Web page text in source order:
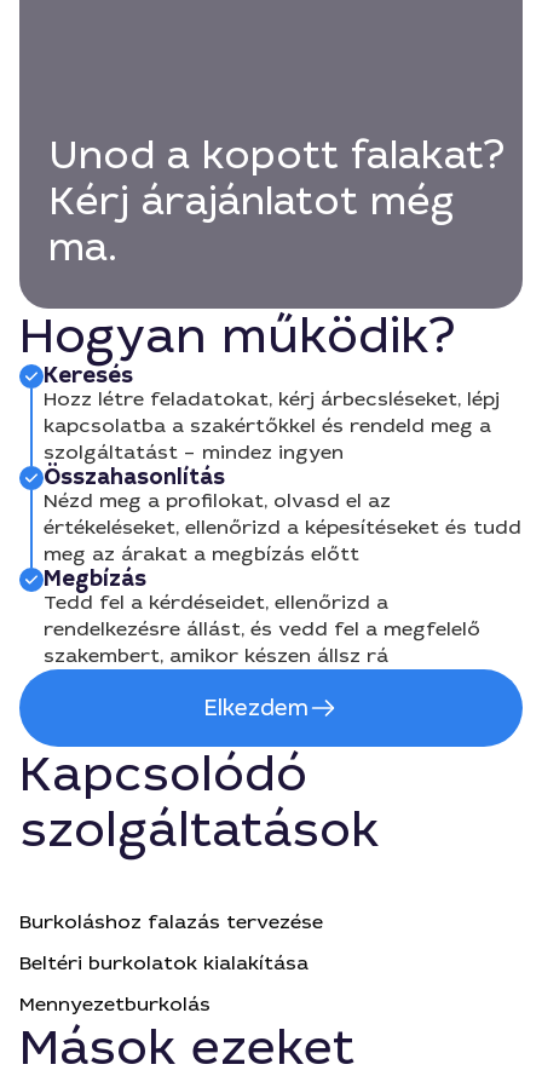
Unod a kopott falakat?
Kérj árajánlatot még
ma.
Hogyan működik?
Keresés
Hozz létre feladatokat, kérj árbecsléseket, lépj
kapcsolatba a szakértőkkel és rendeld meg a
szolgáltatást – mindez ingyen
Összahasonlítás
Nézd meg a profilokat, olvasd el az
értékeléseket, ellenőrizd a képesítéseket és tudd
meg az árakat a megbízás előtt
Megbízás
Tedd fel a kérdéseidet, ellenőrizd a
rendelkezésre állást, és vedd fel a megfelelő
szakembert, amikor készen állsz rá
Elkezdem
Kapcsolódó
szolgáltatások
Burkoláshoz falazás tervezése
Beltéri burkolatok kialakítása
Mennyezetburkolás
Mások ezeket